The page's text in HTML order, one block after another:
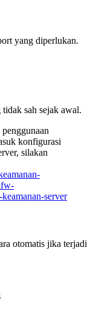
yang diperlukan.
sah sejak awal.
konfigurasi
silakan
server
otomatis jika terjadi